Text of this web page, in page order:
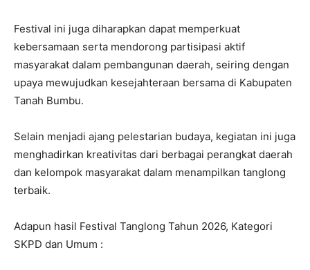
Festival ini juga diharapkan dapat memperkuat
kebersamaan serta mendorong partisipasi aktif
masyarakat dalam pembangunan daerah, seiring dengan
upaya mewujudkan kesejahteraan bersama di Kabupaten
Tanah Bumbu.
Selain menjadi ajang pelestarian budaya, kegiatan ini juga
menghadirkan kreativitas dari berbagai perangkat daerah
dan kelompok masyarakat dalam menampilkan tanglong
terbaik.
Adapun hasil Festival Tanglong Tahun 2026, Kategori
SKPD dan Umum :